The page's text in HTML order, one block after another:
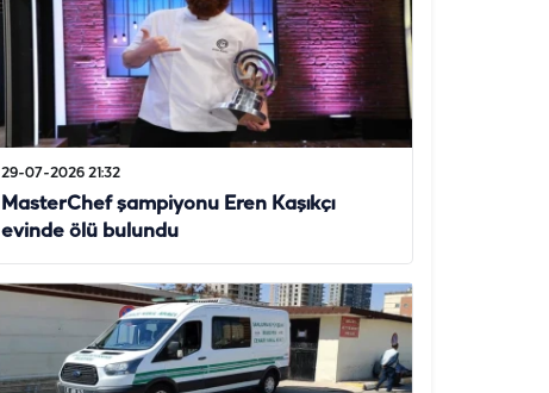
29-07-2026 21:32
MasterChef şampiyonu Eren Kaşıkçı
evinde ölü bulundu